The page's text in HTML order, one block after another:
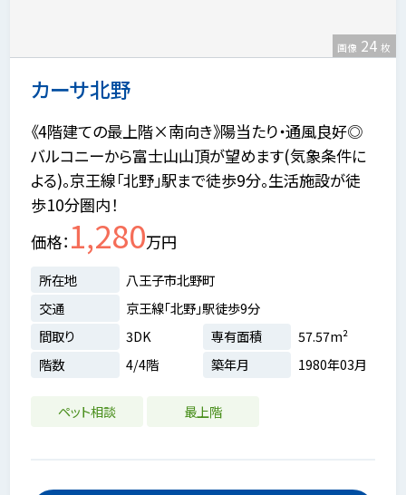
カーサ北野
画像 24 枚
《4階建ての最上階×南向き》陽当たり・通風良好◎
バルコニーから富士山山頂が望めます(気象条件に
よる)。京王線「北野」駅まで徒歩9分。生活施設が徒
歩10分圏内！
価格 1,280万円
所在地
八王子市北野町
交通
京王線「北野」駅徒歩9分
間取り
3DK 専有面積
57.57m²
階数
4/4階 築年月 1980年03月
ペット相談 最上階